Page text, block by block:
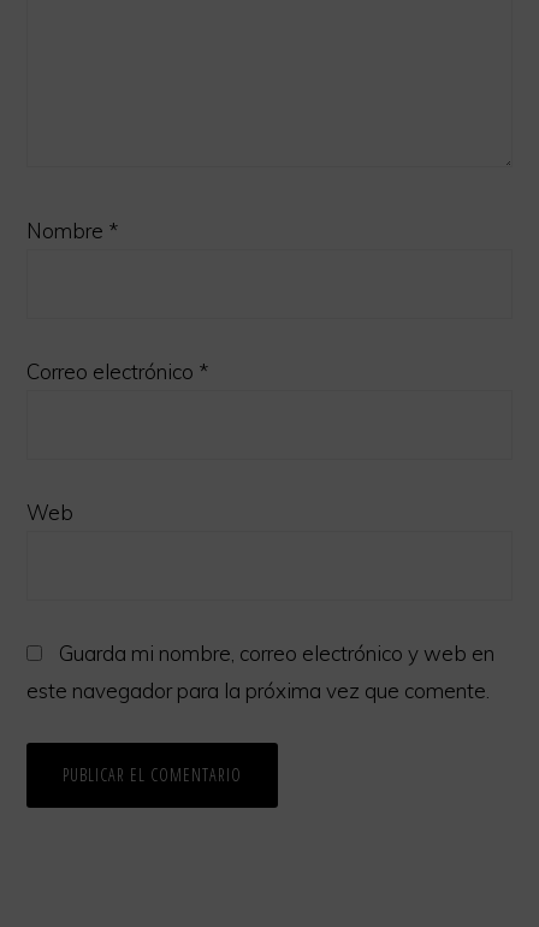
Nombre *
Correo electrónico *
Web
Guarda mi nombre, correo electrónico y web en
este navegador para la próxima vez que comente.